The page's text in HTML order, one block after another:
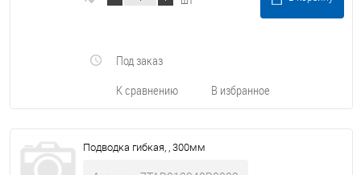
К сравнению В избранное
Под заказ
Подводка гибкая, , 300мм